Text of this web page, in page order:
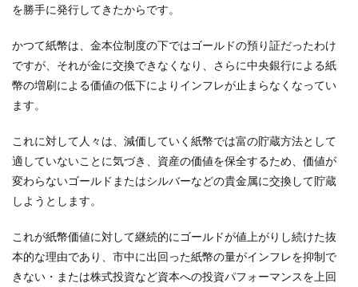
を勝手に発行してきたからです。
かつて紙幣は、金本位制度の下ではゴールドの預り証だったわけ
ですが、それが金に交換できなくなり、さらに中央銀行による紙
幣の増刷による価値の低下によりインフレが止まらなくなってい
ます。
これに対して人々は、減価していく紙幣では富の貯蔵方法として
適していないことに気づき、資産の価値を保全するため、価値が
変わらないゴールドまたはシルバーなどの貴金属に交換して貯蔵
しようとします。
これが紙幣価値に対して継続的にゴールドが値上がりし続けた抜
本的な理由であり、市中に出回った紙幣の量がインフレを抑制で
きない・または株式投資など資本への投資パフォーマンスを上回